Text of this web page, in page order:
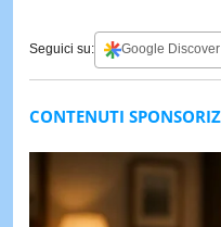
Seguici su: Google Discover